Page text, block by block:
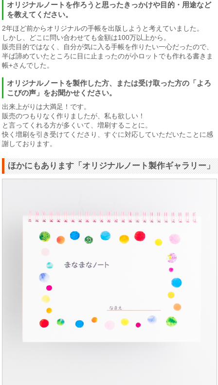
オリジナルノートを作ろうと思ったきっかけや目的・用途など
を教えてください。
2年ほど前からオリジナルの手帳を出版しようと考えていました。
しかし、どこに問い合わせても金額は100万以上から。
販売目的ではなく、自分が気に入る手帳を作りたい一心だったので、
半ば諦めていたところに目に止まったのが小ロットでも作れる書きま
帳+さんでした。
オリジナルノートを製作した方、または受け取った方の「よろ
こびの声」をお聞かせください。
出来上がりは大満足！です。
販売のつもりなく作りましたが、私も欲しい！
と言ってくれる方が多くいて、増刷することに。
快く増刷を引き受けてくださり、すぐに対応していただいたことに感
謝しております。
ほかにもあります「オリジナルノート製作ギャラリー」